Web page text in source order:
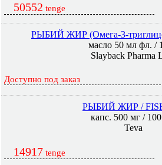
50552 tenge
РЫБИЙ ЖИР (Омега-3-
масло 50 мл фл. /
Slayback Pharma
Доступно под заказ
РЫБИЙ ЖИР /
капс. 500 мг /
Teva
14917 tenge